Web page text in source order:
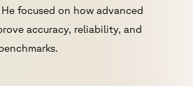
focused on how advanced
accuracy, reliability, and